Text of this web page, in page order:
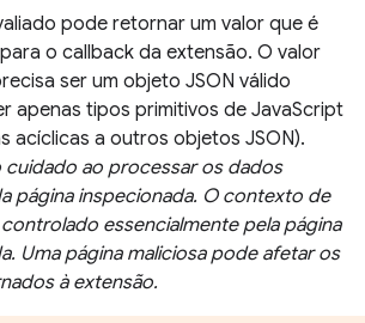
pode retornar um valor que é
o callback da extensão. O valor
ser um objeto JSON válido
apenas tipos primitivos de JavaScript
acíclicas a outros objetos JSON).
cuidado ao processar os dados
página inspecionada. O contexto de
essencialmente pela página
Uma página maliciosa pode afetar os
à extensão.